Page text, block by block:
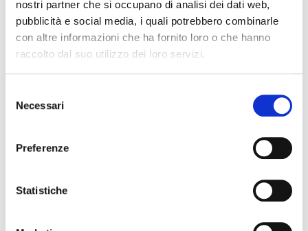
nostri partner che si occupano di analisi dei dati web,
pubblicità e social media, i quali potrebbero combinarle
con altre informazioni che ha fornito loro o che hanno
raccolto dal suo utilizzo dei loro servizi.
delNecessari
Preferenze
Statistiche